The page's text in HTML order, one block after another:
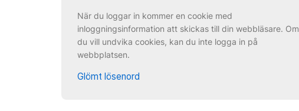
När du loggar in kommer en cookie med
inloggningsinformation att skickas till din webbläsare. Om
du vill undvika cookies, kan du inte logga in på
webbplatsen.
Glömt lösenord